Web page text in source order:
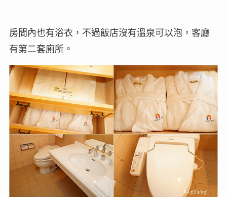
房間內也有浴衣，不過飯店沒有溫泉可以泡，客廳
有第二套廁所。